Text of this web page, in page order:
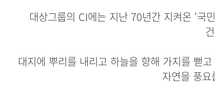
대상그룹의 CI에는 지난 70년간 지켜온 ‘국
대지에 뿌리를 내리고 하늘을 향해 가지를 뻗
자연을 풍